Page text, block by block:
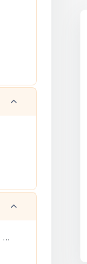
Redueix
Redueix
Què és internet? I com es navega. Fire Fox